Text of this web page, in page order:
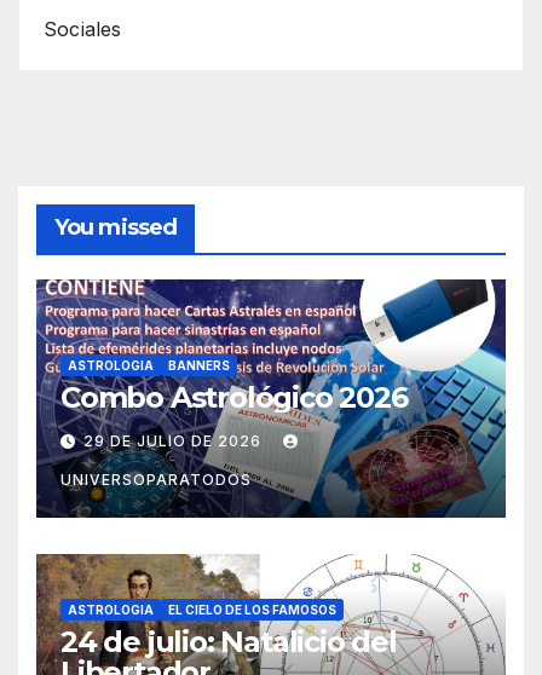
Sociales
You missed
ASTROLOGIA BANNERS
Combo Astrológico 2026
29 DE JULIO DE 2026
UNIVERSOPARATODOS
ASTROLOGIA EL CIELO DE LOS FAMOSOS
24 de julio: Natalicio del